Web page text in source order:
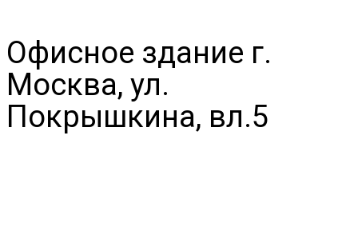
Офисное здание г.
Москва, ул.
Покрышкина, вл.5